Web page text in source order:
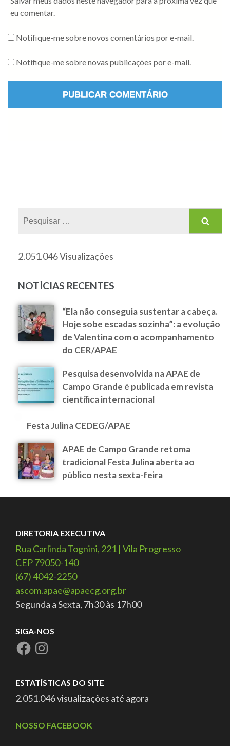
eu comentar.
Notifique-me sobre novos comentários por e-mail.
Notifique-me sobre novas publicações por e-mail.
2.051.046 Visualizações
NOTÍCIAS RECENTES
“Ela não conseguia sustentar a cabeça.
Hoje sobe escadas sozinha”: a evolução
de Valentina com o acompanhamento
do CER/APAE
Pesquisa desenvolvida na APAE de
Campo Grande é publicada em revista
científica internacional
Festa Julina CEDEG/APAE
APAE de Campo Grande retoma
tradicional Festa Julina aberta ao
público nesta sexta-feira
DIRETORIA EXECUTIVA
Rua Carlinda Tognini, 221 | Vila Progresso
CEP 79050-140
(67) 4042-2250
ascom.apae@apaecg.org.br
Segunda a Sexta, 7h30 às 17h00
SIGA-NOS
ESTATÍSTICAS DO SITE
2.051.046 visualizações até agora
NOSSO FACEBOOK